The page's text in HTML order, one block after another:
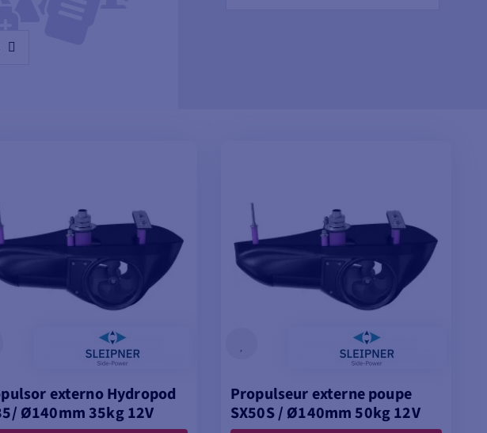
externo Hydropod
Ø140mm 35kg 12V
Propulseur externe poupe
SX50S / Ø140mm 50kg 12V